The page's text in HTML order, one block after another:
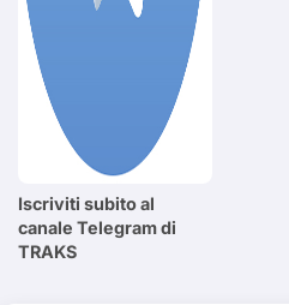
Iscriviti subito al
canale Telegram di
TRAKS